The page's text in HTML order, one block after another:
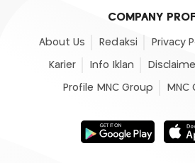
COMPANY
About Us Redaksi Privacy
Karier Info Iklan
Profile MNC Group MNC